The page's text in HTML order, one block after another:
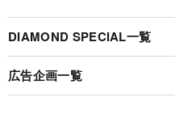
DIAMOND SPECIAL一覧
広告企画一覧